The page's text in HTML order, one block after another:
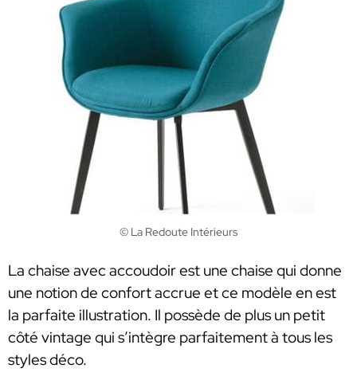
© La Redoute Intérieurs
La chaise avec accoudoir est une chaise qui donne
une notion de confort accrue et ce modèle en est
la parfaite illustration. Il possède de plus un petit
côté vintage qui s’intègre parfaitement à tous les
styles déco.